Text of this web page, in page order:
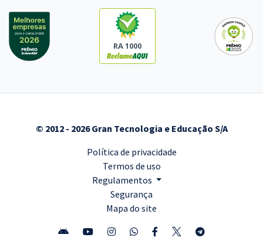
RA 1000
© 2012 - 2026 Gran Tecnologia e Educação S/A
Política de privacidade
Termos de uso
Regulamentos
Segurança
Mapa do site